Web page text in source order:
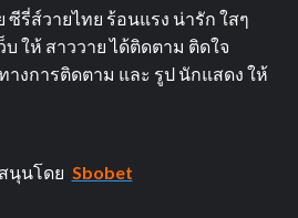
ซีรี่ส์วายไทย ร้อนแรง น่ารัก ใสๆ
ให้ สาววาย ได้ติดตาม ติดใจ
งการติดตาม และ รูป นักแสดง ให้
นุนโดย Sbobet